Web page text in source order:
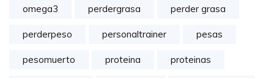
omega3 perdergrasa perder grasa
perderpeso personaltrainer pesas
pesomuerto proteina proteinas